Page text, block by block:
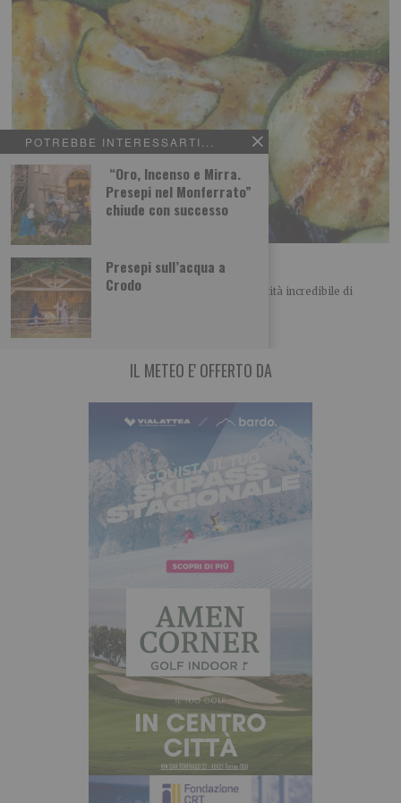
POTREBBE INTERESSARTI...
“Oro, Incenso e Mirra.
Presepi nel Monferrato”
chiude con successo
Presepi sull’acqua a
Crodo
Zucchine allo zenzero fresco
In questo periodo i nostri orti producono una quantità incredibile di
zucchine. Molto versatili in cucina,
IL METEO E' OFFERTO DA